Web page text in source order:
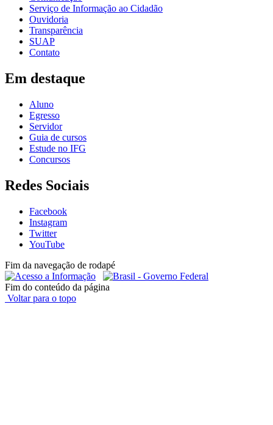
Serviço de Informação ao Cidadão
Ouvidoria
Transparência
SUAP
Contato
Em destaque
Aluno
Egresso
Servidor
Guia de cursos
Estude no IFG
Concursos
Redes Sociais
Facebook
Instagram
Twitter
YouTube
Fim da navegação de rodapé
Fim do conteúdo da página
Voltar para o topo